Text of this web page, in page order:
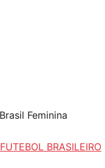
FUTEBOL BRASILEIRO